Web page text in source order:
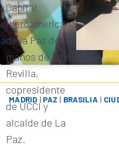
Capital
Iberoamericana
de la Paz de
manos de Luis
Revilla,
copresidente
de UCCI y
alcalde de La
Paz.
MADRID | PAZ | BRASILIA |